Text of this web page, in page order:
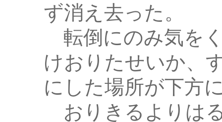
ず消え去った。
転倒にのみ気を
けおりたせいか、
にした場所が下方
おりきるよりは